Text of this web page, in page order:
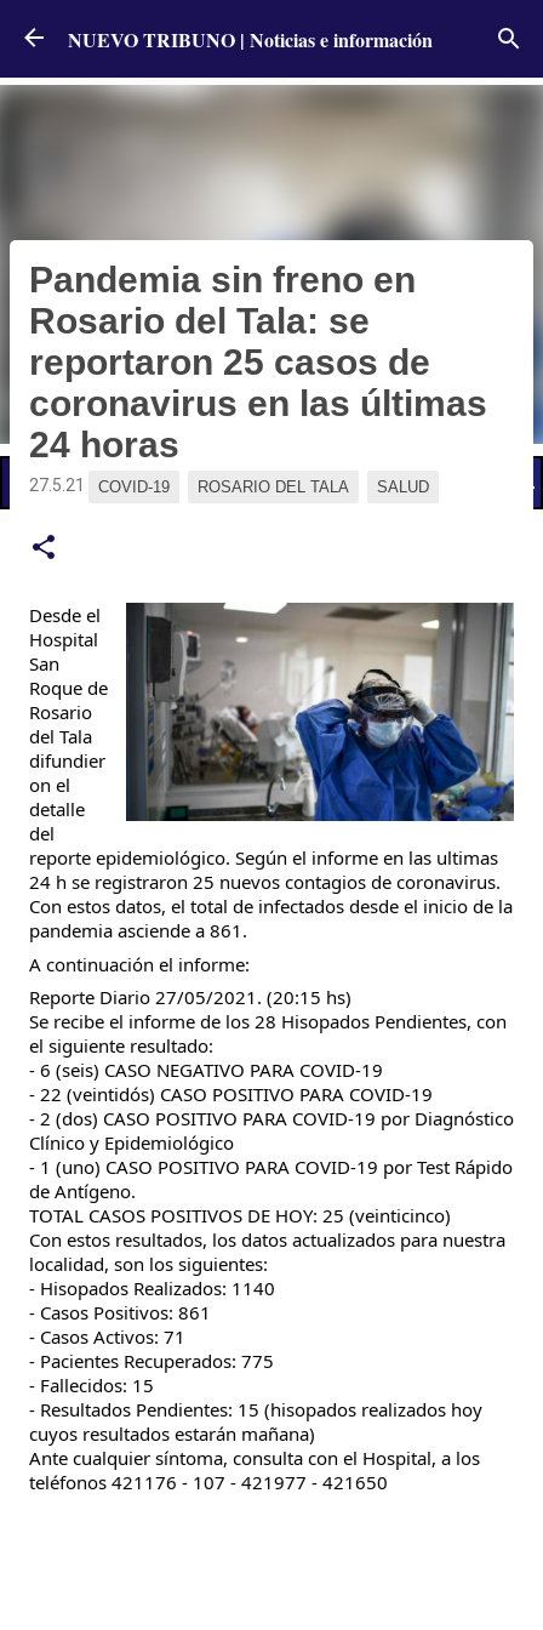
Ir al contenido principal
NUEVO TRIBUNO | Noticias e información
📢 LO ÚLTIMO El Gobierno postergó la reunión paritaria con estatales
Pandemia sin freno en
Rosario del Tala: se
reportaron 25 casos de
coronavirus en las últimas
24 horas
27.5.21 COVID-19 ROSARIO DEL TALA SALUD
Desde el
Hospital
San
Roque de
Rosario
del Tala
difundier
on el
detalle
del
reporte epidemiológico. Según el informe en las ultimas
24 h se registraron 25 nuevos contagios de coronavirus.
Con estos datos, el total de infectados desde el inicio de la
pandemia asciende a 861.
A continuación el informe:
Reporte Diario 27/05/2021. (20:15 hs)
Se recibe el informe de los 28 Hisopados Pendientes, con
el siguiente resultado:
- 6 (seis) CASO NEGATIVO PARA COVID-19
- 22 (veintidós) CASO POSITIVO PARA COVID-19
- 2 (dos) CASO POSITIVO PARA COVID-19 por Diagnóstico
Clínico y Epidemiológico
- 1 (uno) CASO POSITIVO PARA COVID-19 por Test Rápido
de Antígeno.
TOTAL CASOS POSITIVOS DE HOY: 25 (veinticinco)
Con estos resultados, los datos actualizados para nuestra
localidad, son los siguientes:
- Hisopados Realizados: 1140
- Casos Positivos: 861
- Casos Activos: 71
- Pacientes Recuperados: 775
- Fallecidos: 15
- Resultados Pendientes: 15 (hisopados realizados hoy
cuyos resultados estarán mañana)
Ante cualquier síntoma, consulta con el Hospital, a los
teléfonos 421176 - 107 - 421977 - 421650